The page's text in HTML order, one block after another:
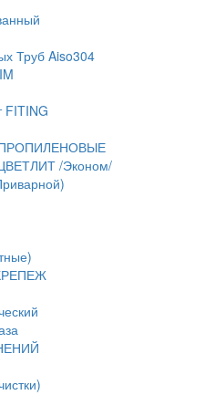
Труб Aiso304
FITING
/Эконом/